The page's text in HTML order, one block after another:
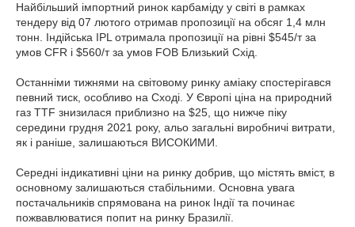
Найбільший імпортний ринок карбаміду у світі в рамках
тендеру від 07 лютого отримав пропозиції на обсяг 1,4 млн
тонн. Індійська IPL отримала пропозиції на рівні $545/т за
умов CFR і $560/т за умов FOB Близький Схід.
Останніми тижнями на світовому ринку аміаку спостерігався
певний тиск, особливо на Сході. У Європі ціна на природний
газ TTF знизилася приблизно на $25, що нижче піку
середини грудня 2021 року, альо загальні виробничі витрати,
як і раніше, залишаються ВИСОКИМИ.
Середні індикативні ціни на ринку добрив, що містять вміст, в
основному залишаються стабільними. Основна увага
постачальників спрямована на ринок Індії та починає
пожвавлюватися попит на ринку Бразилії.